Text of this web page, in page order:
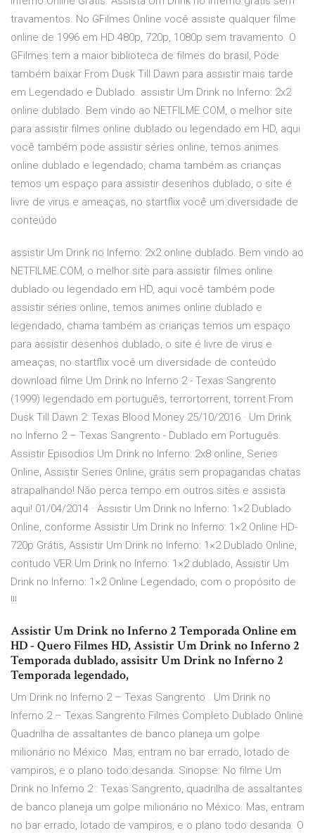
travamentos. No GFilmes Online você assiste qualquer filme
online de 1996 em HD 480p, 720p, 1080p sem travamento. O
GFilmes tem a maior biblioteca de filmes do brasil, Pode
também baixar From Dusk Till Dawn para assistir mais tarde
em Legendado e Dublado. assistir Um Drink no Inferno: 2x2
online dublado. Bem vindo ao NETFILME.COM, o melhor site
para assistir filmes online dublado ou legendado em HD, aqui
você também pode assistir séries online, temos animes
online dublado e legendado, chama também as crianças
temos um espaço para assistir desenhos dublado, o site é
livre de virus e ameaças, no startflix você um diversidade de
conteúdo
assistir Um Drink no Inferno: 2x2 online dublado. Bem vindo ao
NETFILME.COM, o melhor site para assistir filmes online
dublado ou legendado em HD, aqui você também pode
assistir séries online, temos animes online dublado e
legendado, chama também as crianças temos um espaço
para assistir desenhos dublado, o site é livre de virus e
ameaças, no startflix você um diversidade de conteúdo
download filme Um Drink no Inferno 2 - Texas Sangrento
(1999) legendado em português, terrortorrent, torrent From
Dusk Till Dawn 2: Texas Blood Money 25/10/2016 · Um Drink
no Inferno 2 – Texas Sangrento - Dublado em Português.
Assistir Episodios Um Drink no Inferno: 2x8 online, Series
Online, Assistir Series Online, grátis sem propagandas chatas
atrapalhando! Não perca tempo em outros sites e assista
aqui! 01/04/2014 · Assistir Um Drink no Inferno: 1×2 Dublado
Online, conforme Assistir Um Drink no Inferno: 1×2 Online HD-
720p Grátis, Assistir Um Drink no Inferno: 1×2 Dublado Online,
contudo VER Um Drink no Inferno: 1×2 dublado, Assistir Um
Drink no Inferno: 1×2 Online Legendado, com o propósito de
!!!
Assistir Um Drink no Inferno 2 Temporada Online em
HD - Quero Filmes HD, Assistir Um Drink no Inferno 2
Temporada dublado, assisitr Um Drink no Inferno 2
Temporada legendado,
Um Drink no Inferno 2 – Texas Sangrento . Um Drink no
Inferno 2 – Texas Sangrento Filmes Completo Dublado Online
Quadrilha de assaltantes de banco planeja um golpe
milionário no México. Mas, entram no bar errado, lotado de
vampiros, e o plano todo desanda. Sinopse: No filme Um
Drink no Inferno 2 : Texas Sangrento, quadrilha de assaltantes
de banco planeja um golpe milionário no México. Mas, entram
no bar errado, lotado de vampiros, e o plano todo desanda. O